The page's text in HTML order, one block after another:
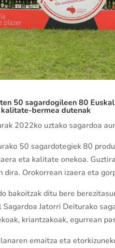
50 sagardogileen 80
bermea dutenak
2022ko uztako sagardoa
50 sagardotegiek 80
eta kalitate onekoa.
dira. Orokorrean izaera eta
bakoitzak ditu bere
Jatorri Deiturako
kriantzakoak, egurrean
emaitza eta